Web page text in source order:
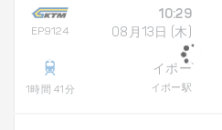
EP9124
1時間 41分
10:29
08月13日 (木)
イポー
イポー駅